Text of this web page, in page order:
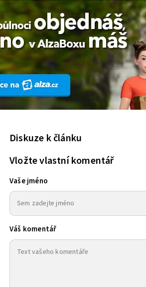
Diskuze k článku
Vložte vlastní komentář
Vaše jméno
Váš komentář